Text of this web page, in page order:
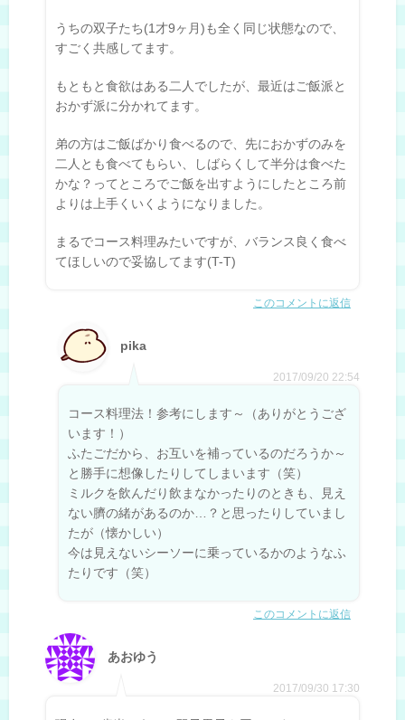
うちの双子たち(1才9ヶ月)も全く同じ状態なので、
すごく共感してます。
もともと食欲はある二人でしたが、最近はご飯派と
おかず派に分かれてます。
弟の方はご飯ばかり食べるので、先におかずのみを
二人とも食べてもらい、しばらくして半分は食べた
かな？ってところでご飯を出すようにしたところ前
よりは上手くいくようになりました。
まるでコース料理みたいですが、バランス良く食べ
てほしいので妥協してます(T-T)
このコメントに返信
pika
2017/09/20 22:54
コース料理法！参考にします～（ありがとうござ
います！）
ふたごだから、お互いを補っているのだろうか～
と勝手に想像したりしてしまいます（笑）
ミルクを飲んだり飲まなかったりのときも、見え
ない臍の緒があるのか…？と思ったりしていまし
たが（懐かしい）
今は見えないシーソーに乗っているかのようなふ
たりです（笑）
このコメントに返信
あおゆう
2017/09/30 17:30